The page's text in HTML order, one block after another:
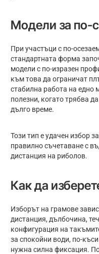
Модели за по-
При участъци с по-
стандартната форма
модели с по-изразен
към това да ограничат
стабилна работа на едно
полезни, когато трябва
дълго време.
Този тип е удачен избор
правилно съчетаване с
дистанция на риболов.
Как да
Изборът на грамове
дистанция, дълбочина,
конфигурация на
за спокойни води, по-
нужна силна фиксация.